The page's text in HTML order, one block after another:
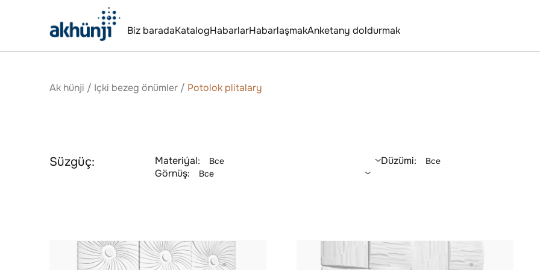
Biz baradaKatalogHabarlarHabarlaşmakAnketany doldurmak
Ak hünji / Içki bezeg önümler / Potolok plitalary
Süzgüç: Materiýal: Все Düzümi: Все
Görnüş: Все